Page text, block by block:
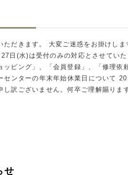
ただきます。 大変ご迷惑をお掛け
日(水)は受付のみの対応とさせてい
ピング」、「会員登録」、「修理
センターの年末年始休業日について
し訳ございません。何卒ご理解賜り
せ